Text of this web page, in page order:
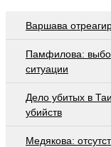
Варшава
Памфилова:
ситуации
Дело убитых в
убийств
Медякова: